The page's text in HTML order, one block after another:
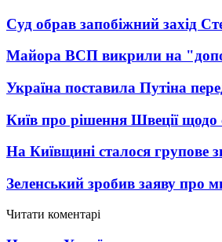
Суд обрав запобіжний захід
Майора ВСП викрили на
Україна поставила Путіна
Київ про рішення Швеції щодо
На Київщині сталося групове
Зеленський зробив заяву про
Читати коментарі